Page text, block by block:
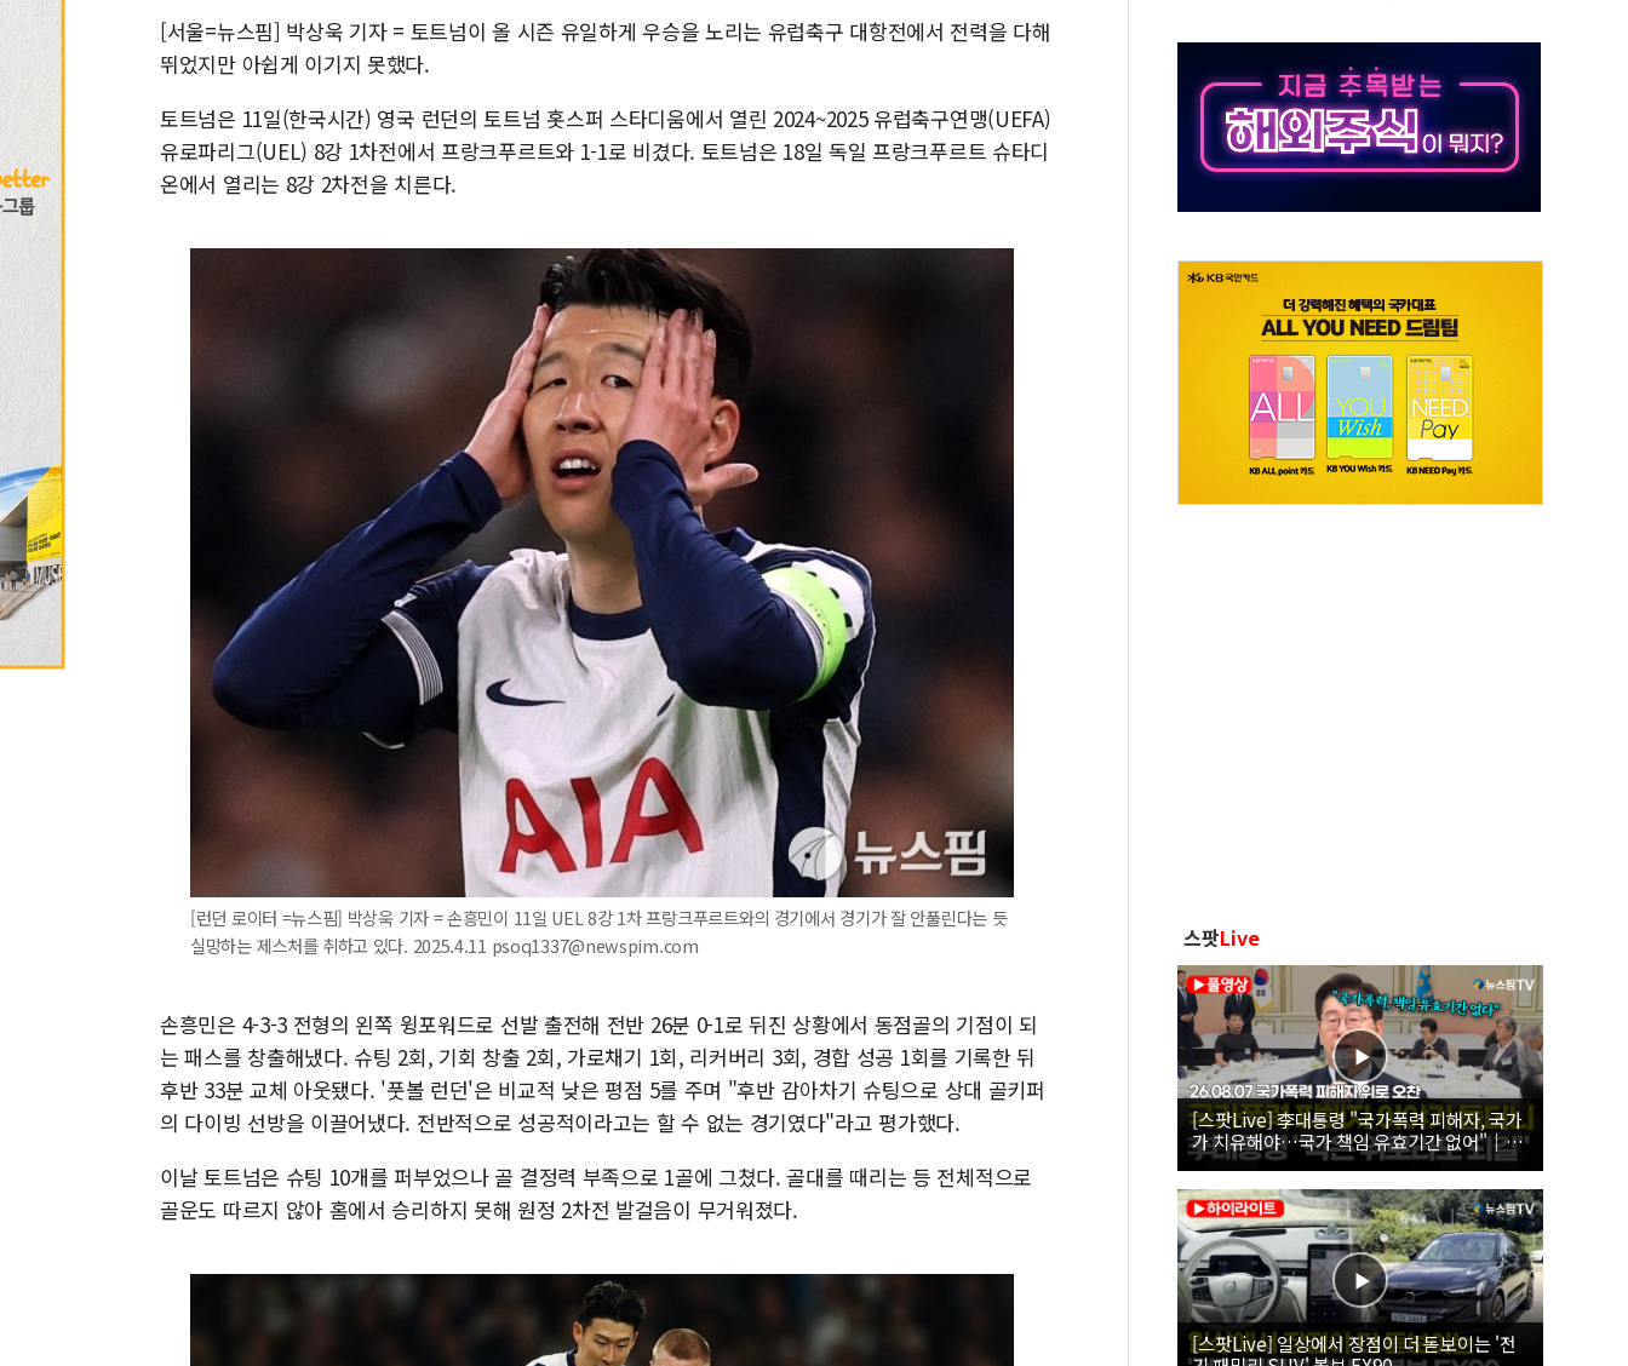
[컨콜] 롯데케미칼, "LPG 투입 비중 37%…하반기 확대 추진"
서울 노원 40.2도…8년 만에 서울서 40도 넘어
한전, 한전기술지주 출범…에너지 유니콘기업 본격 육성
SK하이닉스, 용인·청주에 54조 투자…D램·낸드 동시 증설
[서울=뉴스핌] 박상욱 기자 = 토트넘이 올 시즌 유일하게 우승을 노리는 유럽축구 대항전에서 전력을 다해
뛰었지만 아쉽게 이기지 못했다.
토트넘은 11일(한국시간) 영국 런던의 토트넘 홋스퍼 스타디움에서 열린 2024~2025 유럽축구연맹(UEFA)
유로파리그(UEL) 8강 1차전에서 프랑크푸르트와 1-1로 비겼다. 토트넘은 18일 독일 프랑크푸르트 슈타디
온에서 열리는 8강 2차전을 치른다.
[런던 로이터 =뉴스핌] 박상욱 기자 = 손흥민이 11일 UEL 8강 1차 프랑크푸르트와의 경기에서 경기가 잘 안풀린다는 듯
실망하는 제스처를 취하고 있다. 2025.4.11 psoq1337@newspim.com
손흥민은 4-3-3 전형의 왼쪽 윙포워드로 선발 출전해 전반 26분 0-1로 뒤진 상황에서 동점골의 기점이 되
는 패스를 창출해냈다. 슈팅 2회, 기회 창출 2회, 가로채기 1회, 리커버리 3회, 경합 성공 1회를 기록한 뒤
후반 33분 교체 아웃됐다. '풋볼 런던'은 비교적 낮은 평점 5를 주며 "후반 감아차기 슈팅으로 상대 골키퍼
의 다이빙 선방을 이끌어냈다. 전반적으로 성공적이라고는 할 수 없는 경기였다"라고 평가했다.
이날 토트넘은 슈팅 10개를 퍼부었으나 골 결정력 부족으로 1골에 그쳤다. 골대를 때리는 등 전체적으로
골운도 따르지 않아 홈에서 승리하지 못해 원정 2차전 발걸음이 무거워졌다.
스팟Live
[스팟Live] 李대통령 "국가폭력 피해자, 국가
가 치유해야…국가 책임 유효기간 없어"｜
26.08.07 국가폭력 피해자 위로 오찬
[스팟Live] 일상에서 장점이 더 돋보이는 '전